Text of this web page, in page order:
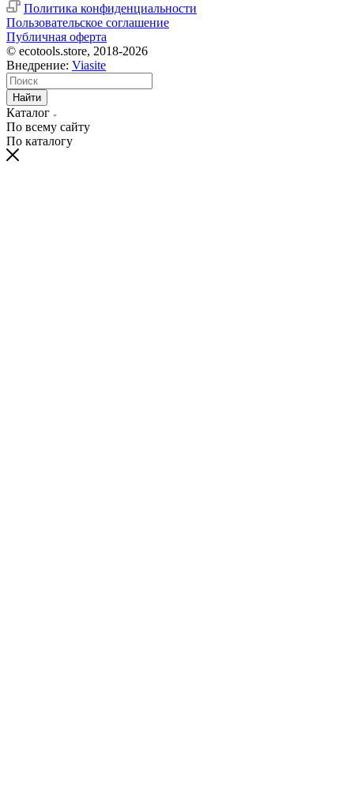
Политика конфиденциальности
Пользовательское соглашение
Публичная оферта
© ecotools.store, 2018-2026
Внедрение: Viasite
Найти
Каталог
По всему сайту
По каталогу